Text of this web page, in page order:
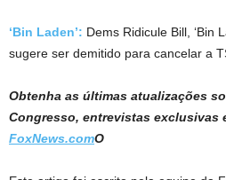
‘Bin Laden’: Dems Ridicule Bill, ‘Bin
sugere ser demitido para cancelar a
Obtenha as últimas atualizações
Congresso, entrevistas exclusivas
FoxNews.comO